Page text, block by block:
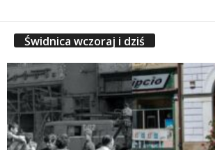
Świdnica wczoraj i dziś